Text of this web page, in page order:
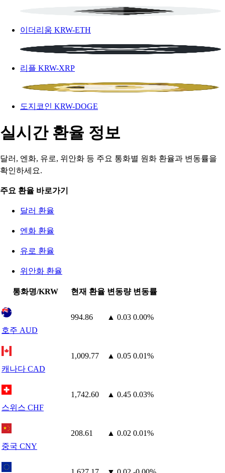
이더리움 KRW-ETH
리플 KRW-XRP
도지코인 KRW-DOGE
실시간 환율 정보
달러, 엔화, 유로, 위안화 등 주요 통화별 원화 환율과 변동률을
확인하세요.
주요 환율 바로가기
달러 환율
엔화 환율
유로 환율
위안화 환율
통화명/KRW 현재 환율 변동량 변동률
호주 AUD
994.86 ▲ 0.03 0.00%
캐나다 CAD
1,009.77 ▲ 0.05 0.01%
스위스 CHF
1,742.60 ▲ 0.45 0.03%
중국 CNY
208.61 ▲ 0.02 0.01%